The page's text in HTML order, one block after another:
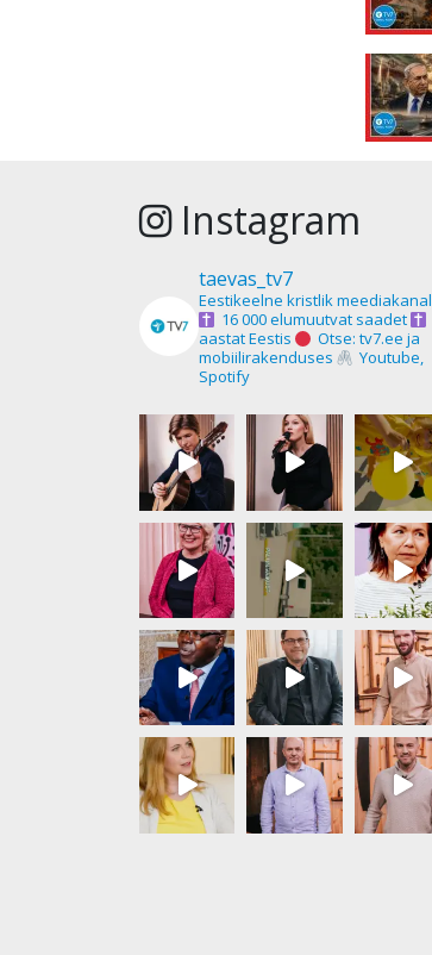
Instagram
taevas_tv7
Eestikeelne kristlik meediakanal
16 000 elumuutvat saadet
aastat Eestis
Otse: tv7.ee ja
mobiilirakenduses
Youtube,
Spotify